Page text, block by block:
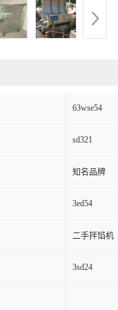
63wse54
sd321
知名品牌
3ed54
二手拌馅机
3sd24